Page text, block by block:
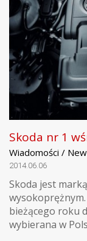
Skoda nr 1
Wiadomości /
2014.06.06
Skoda jest
bieżącego roku
wybierana w